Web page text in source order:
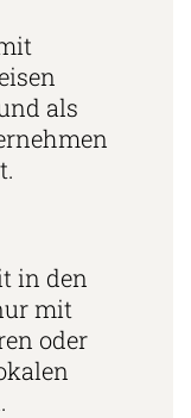
als
in den
mit
oder